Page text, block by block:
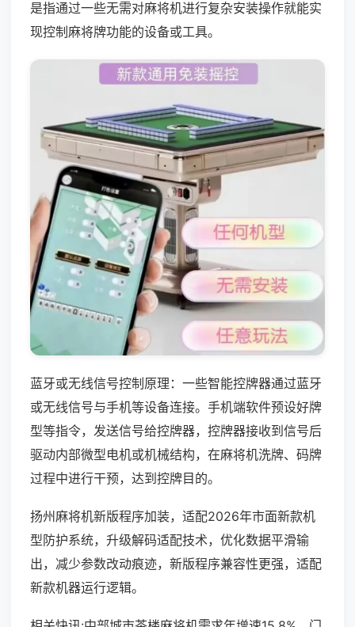
是指通过一些无需对麻将机进行复杂安装操作就能实
现控制麻将牌功能的设备或工具。
蓝牙或无线信号控制原理：一些智能控牌器通过蓝牙
或无线信号与手机等设备连接。手机端软件预设好牌
型等指令，发送信号给控牌器，控牌器接收到信号后
驱动内部微型电机或机械结构，在麻将机洗牌、码牌
过程中进行干预，达到控牌目的。
扬州麻将机新版程序加装，适配2026年市面新款机
型防护系统，升级解码适配技术，优化数据平滑输
出，减少参数改动痕迹，新版程序兼容性更强，适配
新款机器运行逻辑。